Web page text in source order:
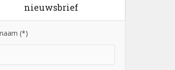
nieuwsbrief
(*)